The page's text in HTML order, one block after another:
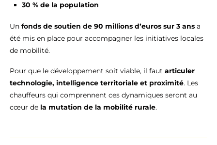
30 % de la population
Un fonds de soutien de 90 millions d’euros sur 3 ans a
été mis en place pour accompagner les initiatives locales
de mobilité.
Pour que le développement soit viable, il faut articuler
technologie, intelligence territoriale et proximité. Les
chauffeurs qui comprennent ces dynamiques seront au
cœur de la mutation de la mobilité rurale.